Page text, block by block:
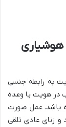
هوشیاری
به رابطه جنسی
در هویت یا وعده
باشد، عمل صورت
و زنای عادی تلقی